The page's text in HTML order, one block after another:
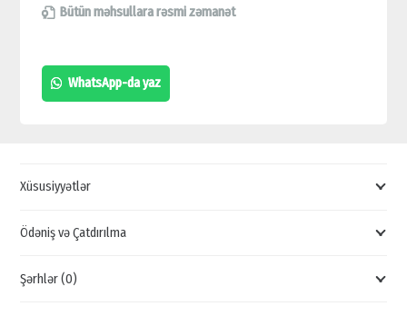
DAYANAN
ŞKAFI,
DİVAR
600x600MM,
24U66-
Bütün məhsullara rəsmi zəmanət
WhatsApp-da yaz
Xüsusiyyətlər
Ödəniş və Çatdırılma
Şərhlər (0)